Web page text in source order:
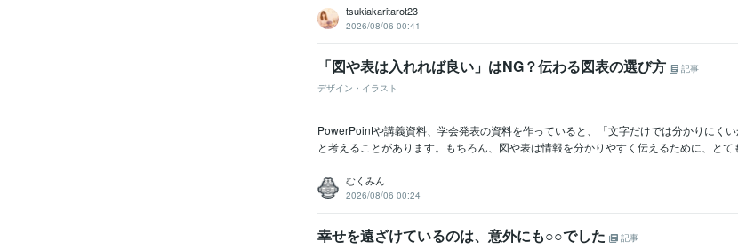
tsukiakaritarot23
2026/08/06 00:41
「図や表は入れれば良い」はNG？伝わる図表の選び方
記事
デザイン・イラスト
PowerPointや講義資料、学会発表の資料を作っていると、「文字だけでは分かりにくい
と考えることがあります。もちろん、図や表は情報を分かりやすく伝えるために、とて
むくみん
2026/08/06 00:24
幸せを遠ざけているのは、意外にも○○でした
記事